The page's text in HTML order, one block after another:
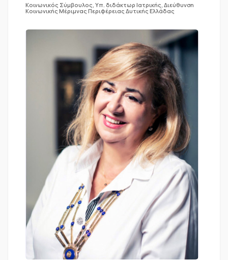
Κοινωνικός Σύμβουλος, Υπ. διδάκτωρ Ιατρικής, Διεύθυνση
Κοινωνικής Μέριμνας Περιφέρειας Δυτικής Ελλάδας